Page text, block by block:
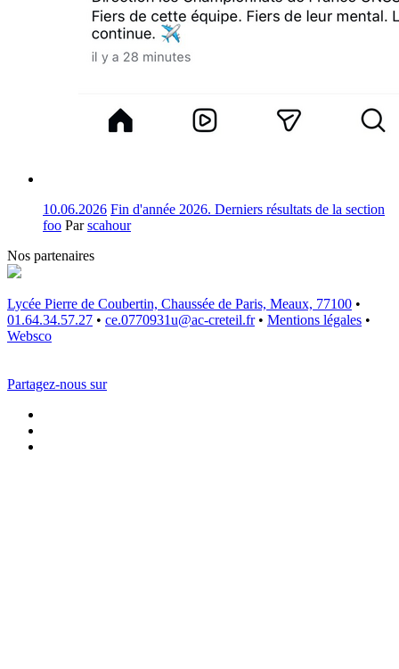
10.06.2026 Fin d'année 2026. Derniers résultats de la section
foo Parscahour
Nos partenaires
Lycée Pierre de Coubertin, Chaussée de Paris, Meaux, 77100 •
01.64.34.57.27 • ce.0770931u@ac-creteil.fr • Mentions légales •
Websco
Partagez-nous sur